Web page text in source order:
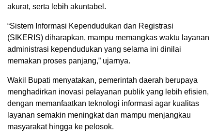
akurat, serta lebih akuntabel.
“Sistem Informasi Kependudukan dan Registrasi
(SIKERIS) diharapkan, mampu memangkas waktu layanan
administrasi kependudukan yang selama ini dinilai
memakan proses panjang,” ujarnya.
Wakil Bupati menyatakan, pemerintah daerah berupaya
menghadirkan inovasi pelayanan publik yang lebih efisien,
dengan memanfaatkan teknologi informasi agar kualitas
layanan semakin meningkat dan mampu menjangkau
masyarakat hingga ke pelosok.